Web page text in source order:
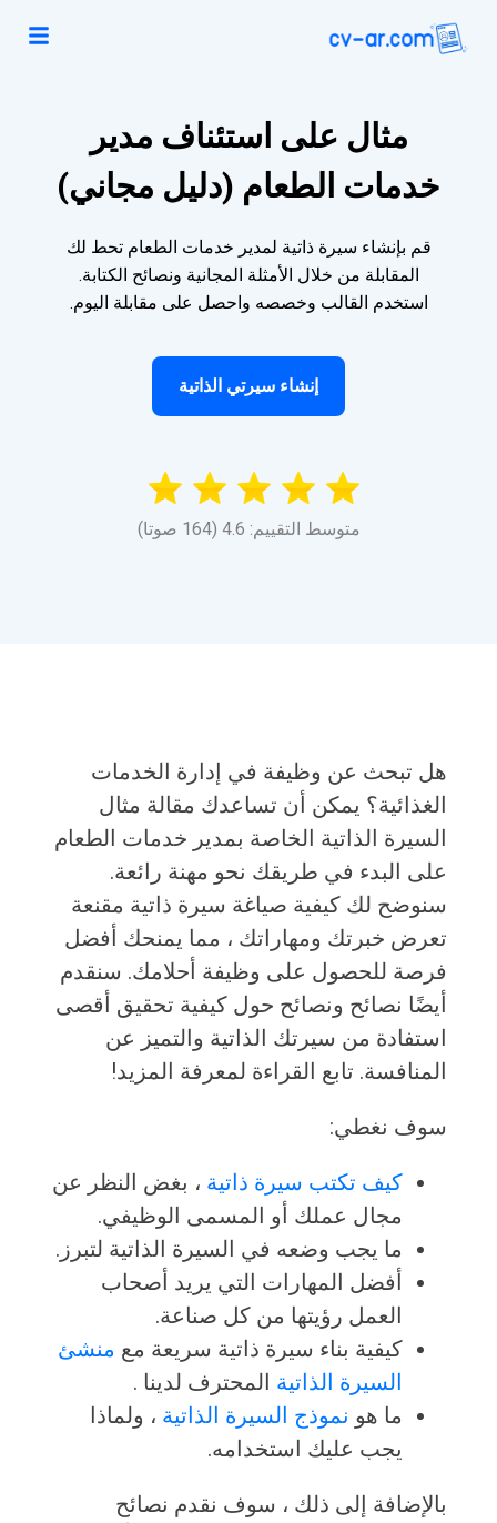
مثال على استئناف مدير
خدمات الطعام (دليل مجاني)
قم بإنشاء سيرة ذاتية لمدير خدمات الطعام تحط لك
المقابلة من خلال الأمثلة المجانية ونصائح الكتابة.
استخدم القالب وخصصه واحصل على مقابلة اليوم.
إنشاء سيرتي الذاتية
متوسط التقييم: 4.6 (164 صوتا)
هل تبحث عن وظيفة في إدارة الخدمات
الغذائية؟ يمكن أن تساعدك مقالة مثال
السيرة الذاتية الخاصة بمدير خدمات الطعام
على البدء في طريقك نحو مهنة رائعة.
سنوضح لك كيفية صياغة سيرة ذاتية مقنعة
تعرض خبرتك ومهاراتك ، مما يمنحك أفضل
فرصة للحصول على وظيفة أحلامك. سنقدم
أيضًا نصائح ونصائح حول كيفية تحقيق أقصى
استفادة من سيرتك الذاتية والتميز عن
المنافسة. تابع القراءة لمعرفة المزيد!
سوف نغطي:
كيف تكتب سيرة ذاتية ، بغض النظر عن
مجال عملك أو المسمى الوظيفي.
ما يجب وضعه في السيرة الذاتية لتبرز.
أفضل المهارات التي يريد أصحاب
العمل رؤيتها من كل صناعة.
كيفية بناء سيرة ذاتية سريعة مع منشئ
السيرة الذاتية المحترف لدينا .
ما هو نموذج السيرة الذاتية ، ولماذا
يجب عليك استخدامه.
بالإضافة إلى ذلك ، سوف نقدم نصائح